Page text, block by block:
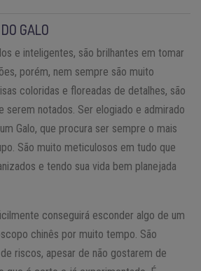
GALO
e inteligentes, são brilhantes em tomar
porém, nem sempre são muito
coloridas e floreadas de detalhes, são
serem notados. Ser elogiado e admirado
Galo, que procura ser sempre o mais
São muito meticulosos em tudo que
e tendo sua vida bem planejada
conseguirá esconder algo de um
chinês por muito tempo. São
riscos, apesar de não gostarem de